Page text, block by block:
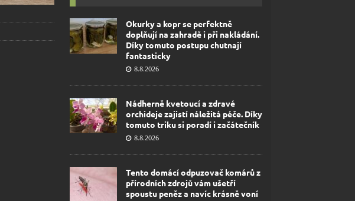
Okurky a kopr se perfektně
doplňují na zahradě i při nakládání.
Díky tomuto postupu chutnají
fantasticky
8.8.2026
Nádherně kvetoucí a zdravé
orchideje zajistí náležitá péče. Díky
tomuto triku si poradí i začátečník
8.8.2026
Tento domácí odpuzovač komárů z
přírodních zdrojů vám ušetří
spoustu peněz a navíc krásně voní